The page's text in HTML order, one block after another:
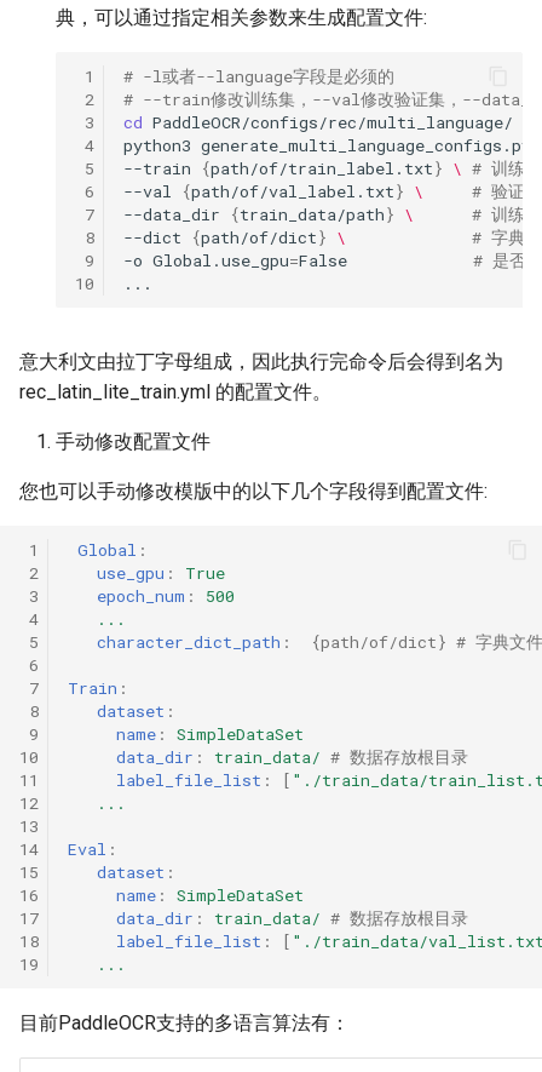
典，可以通过指定相关参数来生成配置文件:
1
2
3
4
5
6
7
8
9
10
# -l或者--language字段是必须的
# --train修改训练集，--val修改验证集，--
cd
python3 generate_multi_language_configs.py
--train
{path/of/train_label.txt} \ # 训练
--val
{path/of/val_label.txt} \
# 验证
--data_dir
{train_data/path} \
# 训练
--dict
{path/of/dict} \
# 字典
-o Global.use_gpu=False
# 是否
意大利文由拉丁字母组成，因此执行完命令后会得到名为
rec_latin_lite_train.yml 的配置文件。
手动修改配置文件
您也可以手动修改模版中的以下几个字段得到配置文件:
1
2
3
4
5
6
7
8
9
10
11
12
13
14
15
16
17
18
19
Global :
use_gpu :
True
epoch_num :
500
...
character_dict_path : {path/of/dict} # 字典文
Train :
dataset :
name :
SimpleDataSet
data_dir : train_data/ # 数据存放根目录
label_file_list : [ "./train_data/
...
Eval :
dataset :
name :
SimpleDataSet
data_dir : train_data/ # 数据存放根目录
label_file_list : [ "./train_data/
...
目前PaddleOCR支持的多语言算法有：